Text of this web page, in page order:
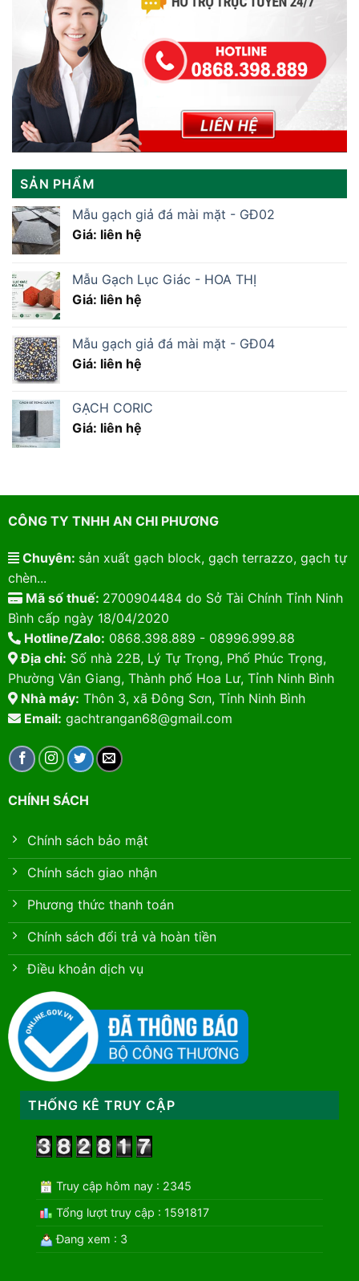
SẢN PHẨM
Mẫu gạch giả đá mài mặt - GĐ02
Giá: liên hệ
Mẫu Gạch Lục Giác - HOA THỊ
Giá: liên hệ
Mẫu gạch giả đá mài mặt - GĐ04
Giá: liên hệ
GẠCH CORIC
Giá: liên hệ
CÔNG TY TNHH AN CHI PHƯƠNG
Chuyên: sản xuất gạch block, gạch terrazzo, gạch tự
chèn...
Mã số thuế: 2700904484 do Sở Tài Chính Tỉnh Ninh
Bình cấp ngày 18/04/2020
Hotline/Zalo: 0868.398.889 - 08996.999.88
Địa chỉ: Số nhà 22B, Lý Tự Trọng, Phố Phúc Trọng,
Phường Vân Giang, Thành phố Hoa Lư, Tỉnh Ninh Bình
Nhà máy: Thôn 3, xã Đông Sơn, Tỉnh Ninh Bình
Email: gachtrangan68@gmail.com
CHÍNH SÁCH
Chính sách bảo mật
Chính sách giao nhận
Phương thức thanh toán
Chính sách đổi trả và hoàn tiền
Điều khoản dịch vụ
THỐNG KÊ TRUY CẬP
Truy cập hôm nay : 2345
Tổng lượt truy cập : 1591817
Đang xem : 3